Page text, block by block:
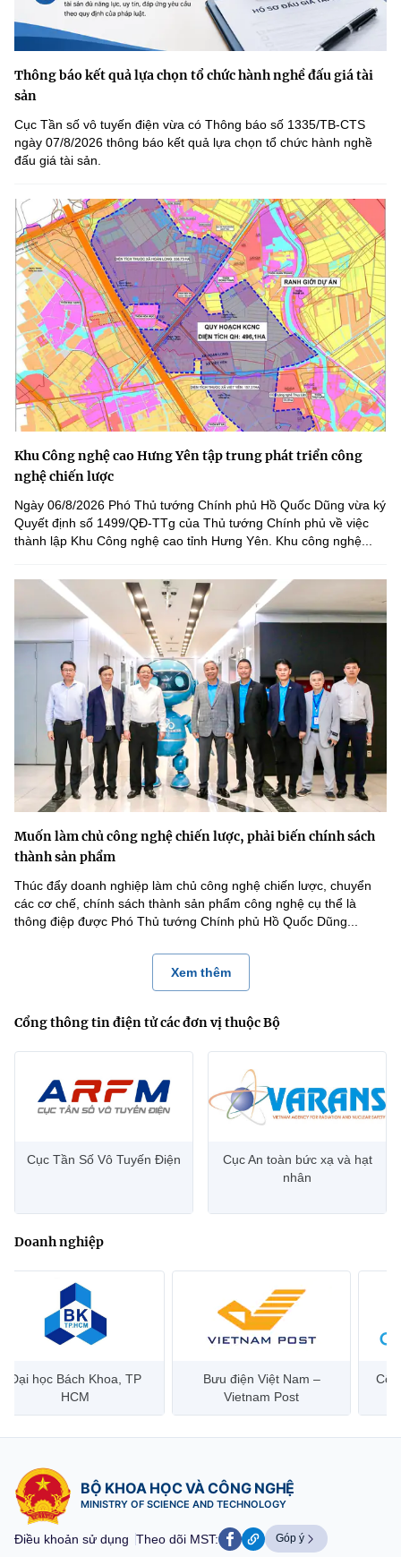
Thông báo kết quả lựa chọn tổ chức hành nghề đấu giá tài
sản
Cục Tần số vô tuyến điện vừa có Thông báo số 1335/TB-CTS
ngày 07/8/2026 thông báo kết quả lựa chọn tổ chức hành nghề
đấu giá tài sản.
Khu Công nghệ cao Hưng Yên tập trung phát triển công
nghệ chiến lược
Ngày 06/8/2026 Phó Thủ tướng Chính phủ Hồ Quốc Dũng vừa ký
Quyết định số 1499/QĐ-TTg của Thủ tướng Chính phủ về việc
thành lập Khu Công nghệ cao tỉnh Hưng Yên. Khu công nghệ...
Muốn làm chủ công nghệ chiến lược, phải biến chính sách
thành sản phẩm
Thúc đẩy doanh nghiệp làm chủ công nghệ chiến lược, chuyển
các cơ chế, chính sách thành sản phẩm công nghệ cụ thể là
thông điệp được Phó Thủ tướng Chính phủ Hồ Quốc Dũng...
Xem thêm
Cổng thông tin điện tử các đơn vị thuộc Bộ
Cục Tần Số Vô Tuyến Điện
Cục An toàn bức xạ và hạt
nhân
Doanh nghiệp
Đại học Bách Khoa, TP
HCM
Bưu điện Việt Nam –
Vietnam Post
BỘ KHOA HỌC VÀ CÔNG NGHỆ
MINISTRY OF SCIENCE AND TECHNOLOGY
Điều khoản sử dụng Theo dõi MST: Góp ý